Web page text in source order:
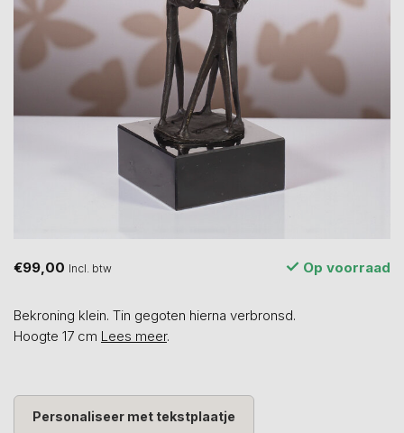
€99,00 Incl. btw Op voorraad
Bekroning klein. Tin gegoten hierna verbronsd.
Hoogte 17 cm Lees meer.
Personaliseer met tekstplaatje